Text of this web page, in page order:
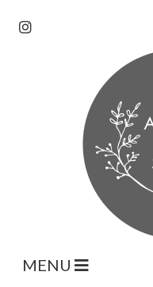
MENU